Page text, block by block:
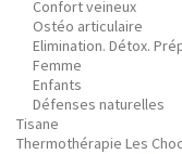
Confort veineux
Ostéo articulaire
Elimination. Détox.
Femme
Enfants
Défenses naturelles
Tisane
Thermothérapie Les